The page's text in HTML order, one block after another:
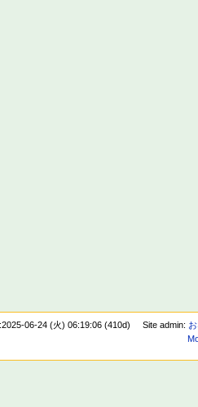
06-24 (火) 06:19:06 (410d) Site admin: